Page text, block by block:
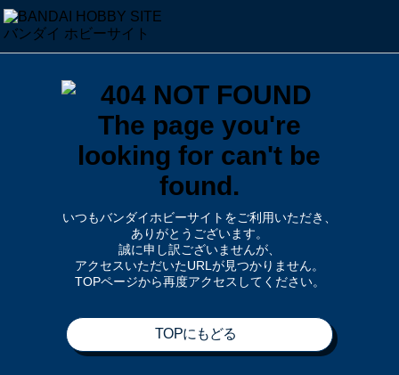
いつもバンダイホビーサイトをご利用いただき、
ありがとうございます。
誠に申し訳ございませんが、
アクセスいただいたURLが見つかりません。
TOPページから再度アクセスしてください。
TOPにもどる